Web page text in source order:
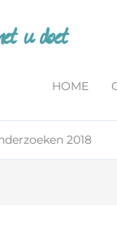
u doet
HOME
2018